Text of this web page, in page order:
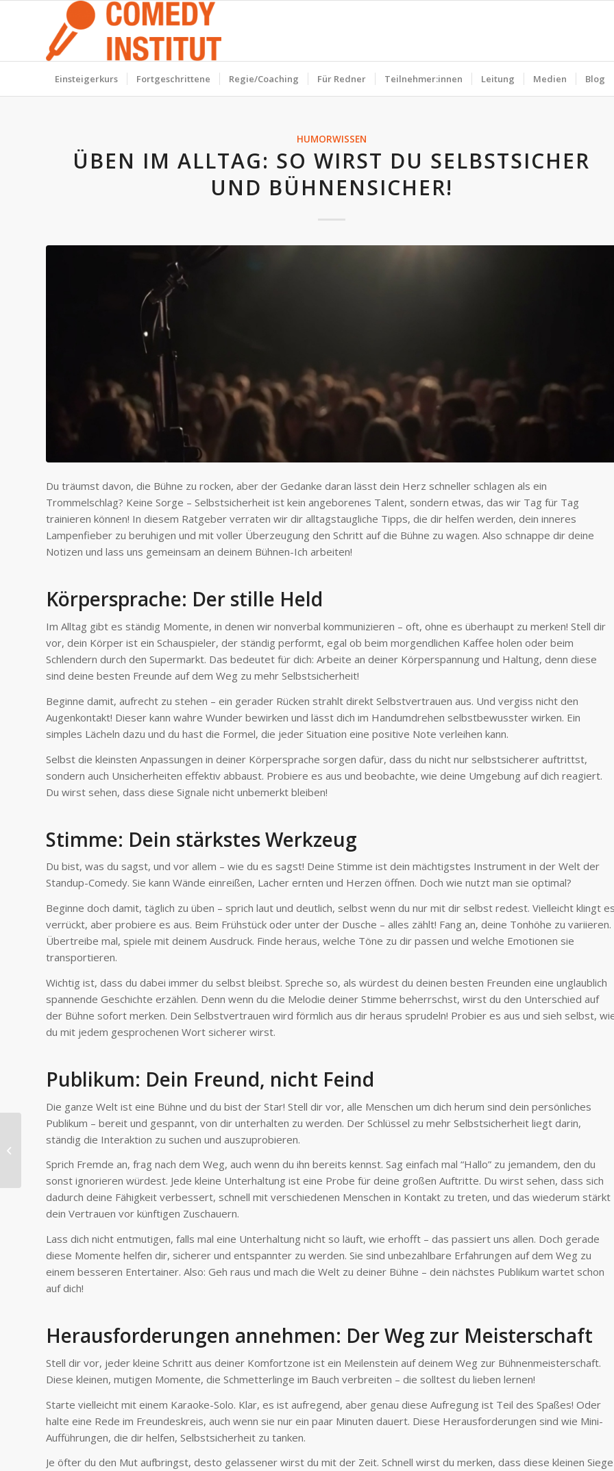
Einsteigerkurs Fortgeschrittene Regie/Coaching Für Redner Teilnehmer:innen Leitung Medien Blog
HUMORWISSEN
ÜBEN IM ALLTAG: SO WIRST DU SELBSTSICHER
UND BÜHNENSICHER!
Du träumst davon, die Bühne zu rocken, aber der Gedanke daran lässt dein Herz schneller schlagen als ein
Trommelschlag? Keine Sorge – Selbstsicherheit ist kein angeborenes Talent, sondern etwas, das wir Tag für Tag
trainieren können! In diesem Ratgeber verraten wir dir alltagstaugliche Tipps, die dir helfen werden, dein inneres
Lampenfieber zu beruhigen und mit voller Überzeugung den Schritt auf die Bühne zu wagen. Also schnappe dir deine
Notizen und lass uns gemeinsam an deinem Bühnen-Ich arbeiten!
Körpersprache: Der stille Held
Im Alltag gibt es ständig Momente, in denen wir nonverbal kommunizieren – oft, ohne es überhaupt zu merken! Stell dir
vor, dein Körper ist ein Schauspieler, der ständig performt, egal ob beim morgendlichen Kaffee holen oder beim
Schlendern durch den Supermarkt. Das bedeutet für dich: Arbeite an deiner Körperspannung und Haltung, denn diese
sind deine besten Freunde auf dem Weg zu mehr Selbstsicherheit!
Beginne damit, aufrecht zu stehen – ein gerader Rücken strahlt direkt Selbstvertrauen aus. Und vergiss nicht den
Augenkontakt! Dieser kann wahre Wunder bewirken und lässt dich im Handumdrehen selbstbewusster wirken. Ein
simples Lächeln dazu und du hast die Formel, die jeder Situation eine positive Note verleihen kann.
Selbst die kleinsten Anpassungen in deiner Körpersprache sorgen dafür, dass du nicht nur selbstsicherer auftrittst,
sondern auch Unsicherheiten effektiv abbaust. Probiere es aus und beobachte, wie deine Umgebung auf dich reagiert.
Du wirst sehen, dass diese Signale nicht unbemerkt bleiben!
Stimme: Dein stärkstes Werkzeug
Du bist, was du sagst, und vor allem – wie du es sagst! Deine Stimme ist dein mächtigstes Instrument in der Welt der
Standup-Comedy. Sie kann Wände einreißen, Lacher ernten und Herzen öffnen. Doch wie nutzt man sie optimal?
Beginne doch damit, täglich zu üben – sprich laut und deutlich, selbst wenn du nur mit dir selbst redest. Vielleicht klingt
verrückt, aber probiere es aus. Beim Frühstück oder unter der Dusche – alles zählt! Fang an, deine Tonhöhe zu variieren.
Übertreibe mal, spiele mit deinem Ausdruck. Finde heraus, welche Töne zu dir passen und welche Emotionen sie
transportieren.
Wichtig ist, dass du dabei immer du selbst bleibst. Spreche so, als würdest du deinen besten Freunden eine unglaublich
spannende Geschichte erzählen. Denn wenn du die Melodie deiner Stimme beherrschst, wirst du den Unterschied auf
der Bühne sofort merken. Dein Selbstvertrauen wird förmlich aus dir heraus sprudeln! Probier es aus und sieh selbst,
du mit jedem gesprochenen Wort sicherer wirst.
Publikum: Dein Freund, nicht Feind
Die ganze Welt ist eine Bühne und du bist der Star! Stell dir vor, alle Menschen um dich herum sind dein persönliches
Publikum – bereit und gespannt, von dir unterhalten zu werden. Der Schlüssel zu mehr Selbstsicherheit liegt darin,
ständig die Interaktion zu suchen und auszuprobieren.
Sprich Fremde an, frag nach dem Weg, auch wenn du ihn bereits kennst. Sag einfach mal “Hallo” zu jemandem, den du
sonst ignorieren würdest. Jede kleine Unterhaltung ist eine Probe für deine großen Auftritte. Du wirst sehen, dass sich
dadurch deine Fähigkeit verbessert, schnell mit verschiedenen Menschen in Kontakt zu treten, und das wiederum stärkt
dein Vertrauen vor künftigen Zuschauern.
Lass dich nicht entmutigen, falls mal eine Unterhaltung nicht so läuft, wie erhofft – das passiert uns allen. Doch gerade
diese Momente helfen dir, sicherer und entspannter zu werden. Sie sind unbezahlbare Erfahrungen auf dem Weg zu
einem besseren Entertainer. Also: Geh raus und mach die Welt zu deiner Bühne – dein nächstes Publikum wartet schon
auf dich!
Herausforderungen annehmen: Der Weg zur Meisterschaft
Stell dir vor, jeder kleine Schritt aus deiner Komfortzone ist ein Meilenstein auf deinem Weg zur Bühnenmeisterschaft.
Diese kleinen, mutigen Momente, die Schmetterlinge im Bauch verbreiten – die solltest du lieben lernen!
Starte vielleicht mit einem Karaoke-Solo. Klar, es ist aufregend, aber genau diese Aufregung ist Teil des Spaßes! Oder
halte eine Rede im Freundeskreis, auch wenn sie nur ein paar Minuten dauert. Diese Herausforderungen sind wie Mini-
Aufführungen, die dir helfen, Selbstsicherheit zu tanken.
Je öfter du den Mut aufbringst, desto gelassener wirst du mit der Zeit. Schnell wirst du merken, dass diese kleinen Siege
Die Kunst des
Beobachtens: Wie du
Humor im Alltag
entdeckst